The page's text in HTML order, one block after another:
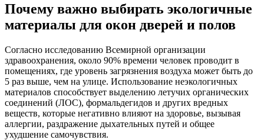
Почему важно выбирать экологичные
материалы для окон дверей и полов
Согласно исследованию Всемирной организации
здравоохранения, около 90% времени человек проводит в
помещениях, где уровень загрязнения воздуха может быть до
5 раз выше, чем на улице. Использование неэкологичных
материалов способствует выделению летучих органических
соединений (ЛОС), формальдегидов и других вредных
веществ, которые негативно влияют на здоровье, вызывая
аллергии, раздражение дыхательных путей и общее
ухудшение самочувствия.